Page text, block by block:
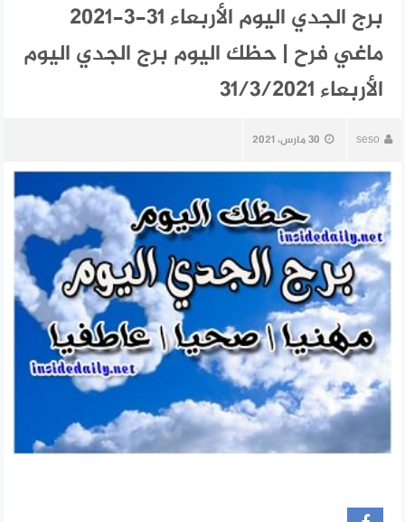
برج الجدي اليوم الأربعاء 31-3-2021
ماغي فرح | حظك اليوم برج الجدي اليوم
الأربعاء 31/3/2021
seso 30 مارس، 2021